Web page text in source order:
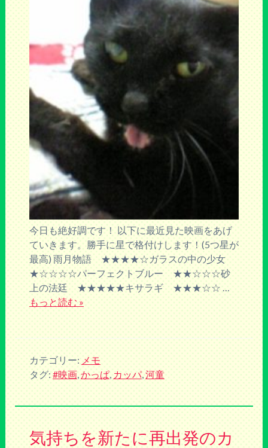
今日も絶好調です！ 以下に最近見た映画をあげ
ていきます。勝手に星で格付けします！(5つ星が
最高) 雨月物語 ★★★★☆ガラスの中の少女
★☆☆☆☆パーフェクトブルー ★★☆☆☆砂
上の法廷 ★★★★★キサラギ ★★★☆☆ …
もっと読む »
カテゴリー:メモ
タグ:#映画,かっぱ,カッパ,河童
気持ちを新たに再出発のカ